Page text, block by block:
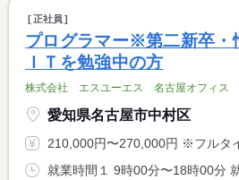
正社員
プログラマー※第二新卒・
ＩＴを勉強中の方
株式会社 エスユーエス 名古屋オフィス
愛知県名古屋市中村区
210,000円〜270,000円 ※フルタイム求人の場合は月額（換算額）、パー